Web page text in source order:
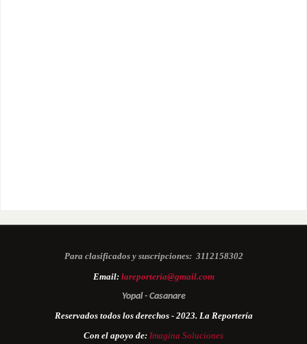
Para clasificados y suscripciones: 3112158302
Email: lareporteria@gmail.com
Yopal - Casanare
Reservados todos los derechos - 2023. La Reportería
Con el apoyo de: Imagina Soluciones